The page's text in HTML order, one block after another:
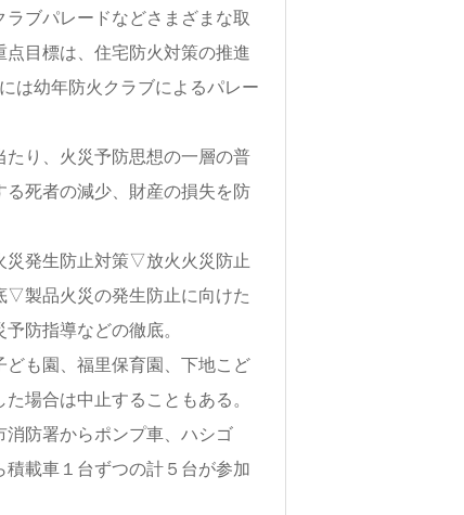
ブパレードなどさまざまな取
目標は、住宅防火対策の推進
は幼年防火クラブによるパレー
り、火災予防思想の一層の普
死者の減少、財産の損失を防
発生防止対策▽放火火災防止
▽製品火災の発生防止に向けた
防指導などの徹底。
も園、福里保育園、下地こど
場合は中止することもある。
防署からポンプ車、ハシゴ
載車１台ずつの計５台が参加